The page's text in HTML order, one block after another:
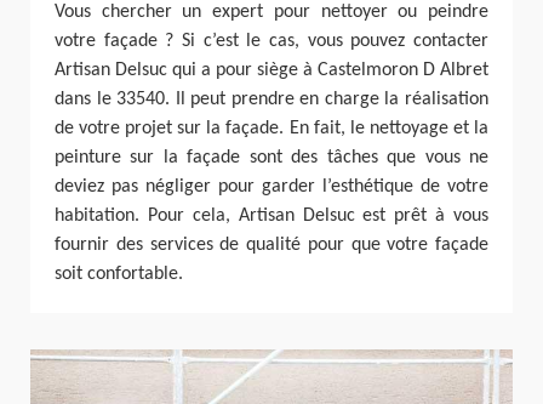
Vous chercher un expert pour nettoyer ou peindre
votre façade ? Si c’est le cas, vous pouvez contacter
Artisan Delsuc qui a pour siège à Castelmoron D Albret
dans le 33540. Il peut prendre en charge la réalisation
de votre projet sur la façade. En fait, le nettoyage et la
peinture sur la façade sont des tâches que vous ne
deviez pas négliger pour garder l’esthétique de votre
habitation. Pour cela, Artisan Delsuc est prêt à vous
fournir des services de qualité pour que votre façade
soit confortable.